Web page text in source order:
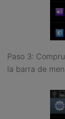
Paso 3:
la barra de